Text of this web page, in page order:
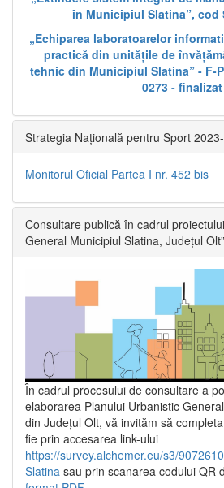
în Municipiul Slatina”, cod
„Echiparea laboratoarelor
practică din unitățile de
tehnic din Municipiul Slatina” - F-
0273 - finalizat
Strategia Națională pentru Sport
Monitorul Oficial Partea I nr. 452 bis
Consultare publică în cadrul
General Municipiul Slatina, Județul Olt”
În cadrul procesului de consultare a
elaborarea Planului Urbanistic
din Județul Olt, vă invităm să
fie prin accesarea link-ului
https://survey.alchemer.eu/s3/
Slatina sau prin scanarea codului QR